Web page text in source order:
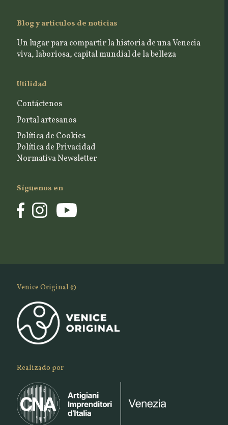
Blog y artículos de noticias
Un lugar para compartir la historia de una Venecia
viva, laboriosa, capital mundial de la belleza
Utilidad
Contáctenos
Portal artesanos
Política de Cookies
Política de Privacidad
Normativa Newsletter
Síguenos en
Venice Original ©
Realizado por